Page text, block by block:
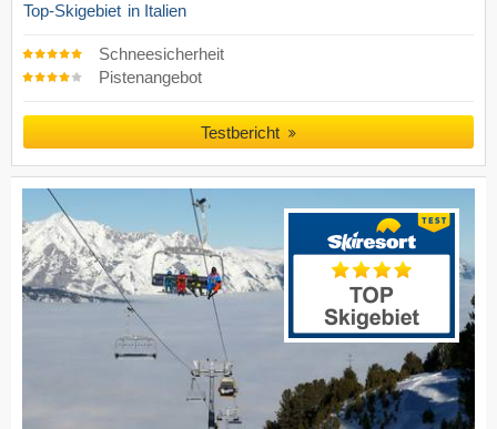
Top-Skigebiet in Italien
Schneesicherheit
Pistenangebot
Testbericht